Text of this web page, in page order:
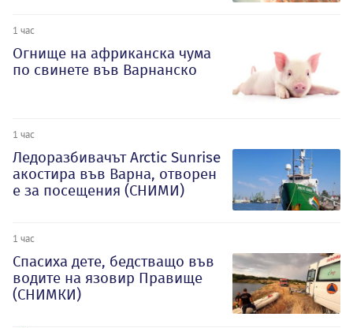
1 час
Огнище на африканска чума
по свинете във Варнанско
1 час
Ледоразбивачът Arctic Sunrise
акостира във Варна, отворен
е за посещения (СНИМИ)
1 час
Спасиха дете, бедстващо във
водите на язовир Правище
(СНИМКИ)